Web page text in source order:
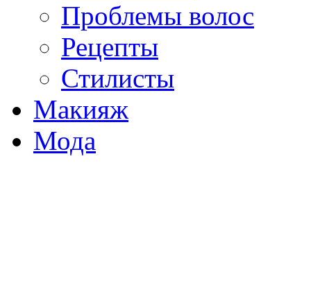
Проблемы волос
Рецепты
Стилисты
Макияж
Мода